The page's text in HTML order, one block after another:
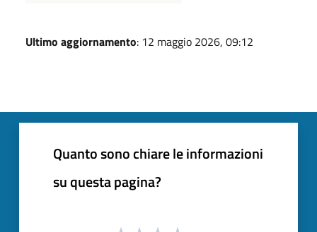
Ultimo aggiornamento: 12 maggio 2026, 09:12
Quanto sono chiare le informazioni
su questa pagina?